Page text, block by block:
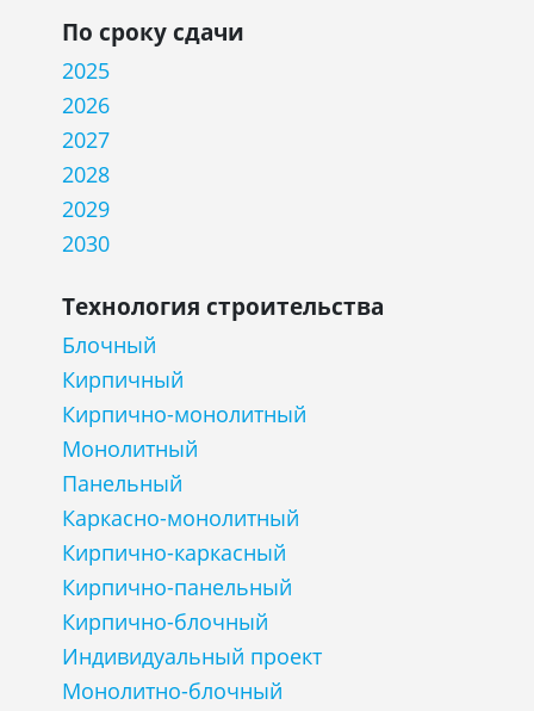
По сроку сдачи
2025
2026
2027
2028
2029
2030
Технология строительства
Блочный
Кирпичный
Кирпично-монолитный
Монолитный
Панельный
Каркасно-монолитный
Кирпично-каркасный
Кирпично-панельный
Кирпично-блочный
Индивидуальный проект
Монолитно-блочный